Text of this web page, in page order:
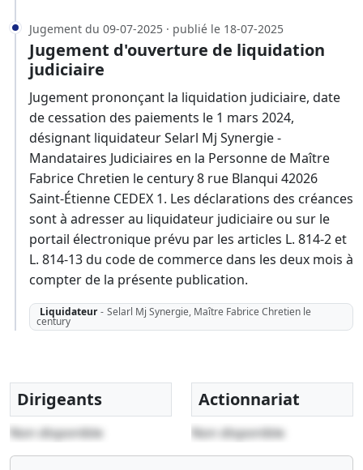
Jugement du 09-07-2025 · publié le 18-07-2025
Jugement d'ouverture de liquidation
judiciaire
Jugement prononçant la liquidation judiciaire, date
de cessation des paiements le 1 mars 2024,
désignant liquidateur Selarl Mj Synergie -
Mandataires Judiciaires en la Personne de Maître
Fabrice Chretien le century 8 rue Blanqui 42026
Saint-Étienne CEDEX 1. Les déclarations des créances
sont à adresser au liquidateur judiciaire ou sur le
portail électronique prévu par les articles L. 814-2 et
L. 814-13 du code de commerce dans les deux mois à
compter de la présente publication.
Liquidateur - Selarl Mj Synergie, Maître Fabrice Chretien le
century
Dirigeants
Non disponible
Actionnariat
Non disponible